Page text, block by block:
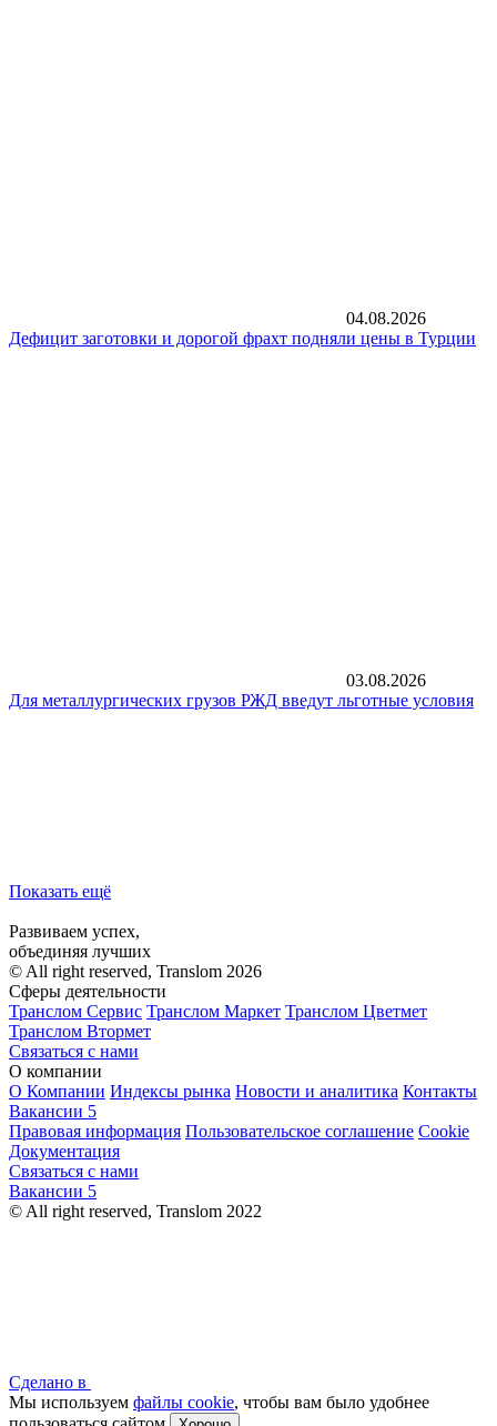
04.08.2026
Дефицит заготовки и дорогой фрахт подняли цены в Турции
03.08.2026
Для металлургических грузов РЖД введут льготные условия
Показать ещё
Развиваем успех,
объединяя лучших
© All right reserved, Translom 2026
Сферы деятельности
Транслом Сервис Транслом Маркет Транслом Цветмет
Транслом Втормет
Связаться с нами
О компании
О Компании Индексы рынка Новости и аналитика Контакты
Вакансии 5
Правовая информация Пользовательское соглашение Cookie
Документация
Связаться с нами
Вакансии 5
© All right reserved, Translom 2022
Сделано в
Мы используем файлы cookie, чтобы вам было удобнее